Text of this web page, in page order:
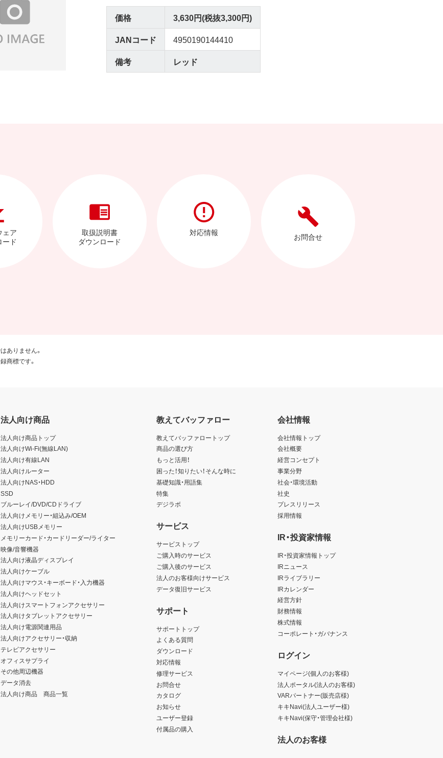
価格
3,630円(税抜3,300円)
JANコード
4950190144410
備考
レッド
ェア
ード
取扱説明書
ダウンロード
対応情報 お問合せ
ありません。
商標です。
法人向け商品
法人向け商品トップ
法人向けWi-Fi(無線LAN)
法人向け有線LAN
法人向けルーター
法人向けNAS・HDD
SSD
ブルーレイ/DVD/CDドライブ
法人向けメモリー・組込み/OEM
法人向けUSBメモリー
メモリーカード・カードリーダー/ライター
映像/音響機器
法人向け液晶ディスプレイ
法人向けケーブル
法人向けマウス・キーボード・入力機器
法人向けヘッドセット
法人向けスマートフォンアクセサリー
法人向けタブレットアクセサリー
法人向け電源関連用品
法人向けアクセサリー・収納
テレビアクセサリー
オフィスサプライ
その他周辺機器
データ消去
法人向け商品 商品一覧
教えてバッファロー
教えてバッファロートップ
商品の選び方
もっと活用！
困った！知りたい！そんな時に
基礎知識・用語集
特集
デジラボ
サービス
サービストップ
ご購入時のサービス
ご購入後のサービス
法人のお客様向けサービス
データ復旧サービス
サポート
サポートトップ
よくある質問
ダウンロード
対応情報
修理サービス
お問合せ
カタログ
お知らせ
ユーザー登録
付属品の購入
会社情報
会社情報トップ
会社概要
経営コンセプト
事業分野
社会・環境活動
社史
プレスリリース
採用情報
IR・投資家情報
IR・投資家情報トップ
IRニュース
IRライブラリー
IRカレンダー
経営方針
財務情報
株式情報
コーポレート・ガバナンス
ログイン
マイページ(個人のお客様)
法人ポータル(法人のお客様)
VARパートナー(販売店様)
キキNavi(法人ユーザー様)
キキNavi(保守・管理会社様)
法人のお客様